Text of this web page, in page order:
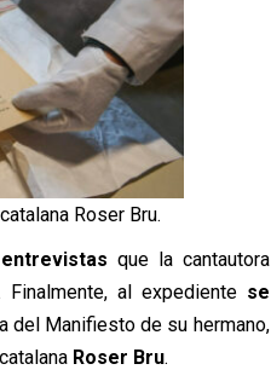
Roser Bru.
que la cantautora
al expediente se
del Manifiesto de su hermano,
Roser Bru.